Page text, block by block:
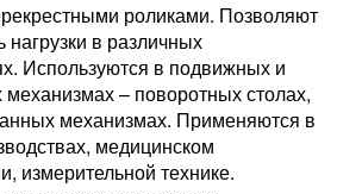
роликами. Позволяют
в различных
Используются в подвижных и
– поворотных столах,
механизмах. Применяются в
медицинском
измерительной технике.